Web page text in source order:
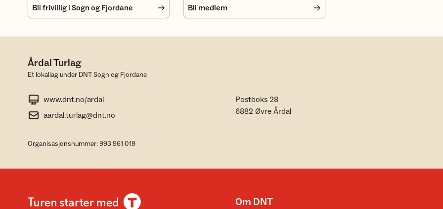
Bli frivillig i Sogn og Fjordane Bli medlem
Årdal Turlag
Et lokallag under DNT Sogn og Fjordane
www.dnt.no/ardal
aardal.turlag@dnt.no
Postboks 28
6882 Øvre Årdal
Organisasjonsnummer: 993 961 019
Om DNT